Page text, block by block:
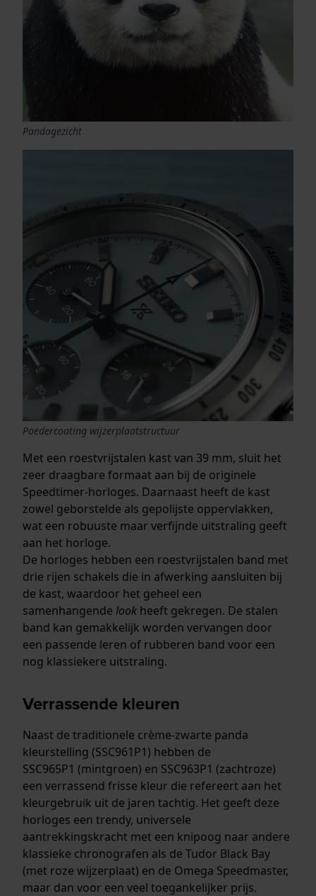
Pandagezicht
Poedercoating wijzerplaatstructuur
Met een roestvrijstalen kast van 39 mm, sluit het
zeer draagbare formaat aan bij de originele
Speedtimer-horloges. Daarnaast heeft de kast
zowel geborstelde als gepolijste oppervlakken,
wat een robuuste maar verfijnde uitstraling geeft
aan het horloge.
De horloges hebben een roestvrijstalen band met
drie rijen schakels die in afwerking aansluiten bij
de kast, waardoor het geheel een
samenhangende look heeft gekregen. De stalen
band kan gemakkelijk worden vervangen door
een passende leren of rubberen band voor een
nog klassiekere uitstraling.
Verrassende kleuren
Naast de traditionele crème-zwarte panda
kleurstelling (SSC961P1) hebben de
SSC965P1 (mintgroen) en SSC963P1 (zachtroze)
een verrassend frisse kleur die refereert aan het
kleurgebruik uit de jaren tachtig. Het geeft deze
horloges een trendy, universele
aantrekkingskracht met een knipoog naar andere
klassieke chronografen als de Tudor Black Bay
(met roze wijzerplaat) en de Omega Speedmaster,
maar dan voor een veel toegankelijker prijs.